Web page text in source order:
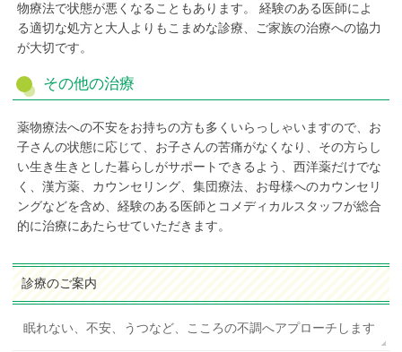
物療法で状態が悪くなることもあります。 経験のある医師によ
る適切な処方と大人よりもこまめな診療、ご家族の治療への協力
が大切です。
その他の治療
薬物療法への不安をお持ちの方も多くいらっしゃいますので、お
子さんの状態に応じて、お子さんの苦痛がなくなり、その方らし
い生き生きとした暮らしがサポートできるよう、西洋薬だけでな
く、漢方薬、カウンセリング、集団療法、お母様へのカウンセリ
ングなどを含め、経験のある医師とコメディカルスタッフが総合
的に治療にあたらせていただきます。
診療のご案内
眠れない、不安、うつなど、こころの不調へアプローチします